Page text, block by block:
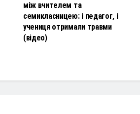
між вчителем та
семикласницею: і педагог, і
учениця отримали травми
(відео)